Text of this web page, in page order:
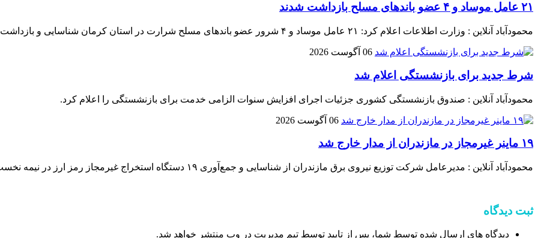
۲۱ عامل موساد و ۴ عضو باند‌های مسلح بازداشت شدند
محمودآباد آنلاین : وزارت اطلاعات اعلام کرد: ۲۱ عامل موساد و ۴ شرور عضو باند‌های مسلح شرارت در استان کرمان شناسایی و بازداشت شدند.
06 آگوست 2026
شرط جدید برای بازنشستگی اعلام شد
محمودآباد آنلاین : صندوق بازنشستگی کشوری جزئیات اجرای افزایش سنوات الزامی خدمت برای بازنشستگی را اعلام کرد.
06 آگوست 2026
۱۹ ماینر غیرمجاز در مازندران از مدار خارج شد
محمودآباد آنلاین : مدیرعامل شرکت توزیع نیروی برق مازندران از شناسایی و جمع‌آوری ۱۹ دستگاه استخراج غیرمجاز رمز ارز در نیمه نخست مردادماه خبر داد .
ثبت دیدگاه
دیدگاه های ارسال شده توسط شما، پس از تایید توسط تیم مدیریت در وب منتشر خواهد شد.